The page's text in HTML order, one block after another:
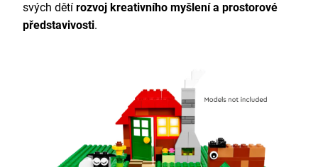
svých dětí rozvoj kreativního myšlení a prostorové
představivosti.